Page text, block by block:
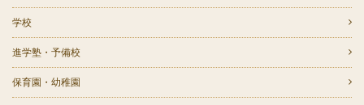
学校
進学塾・予備校
保育園・幼稚園